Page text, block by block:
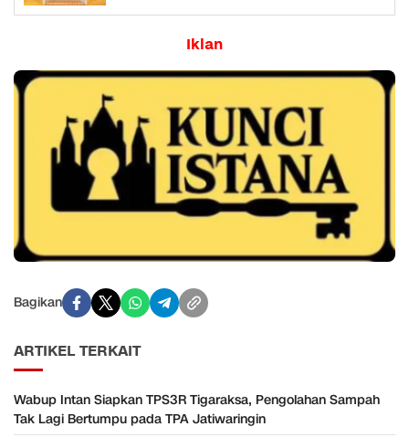
Iklan
Bagikan
ARTIKEL TERKAIT
Wabup Intan Siapkan TPS3R Tigaraksa, Pengolahan Sampah
Tak Lagi Bertumpu pada TPA Jatiwaringin